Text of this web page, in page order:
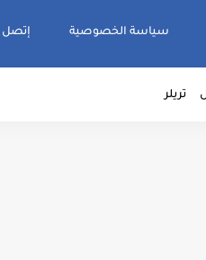
سياسة الخصوصية إتصل
تريلر